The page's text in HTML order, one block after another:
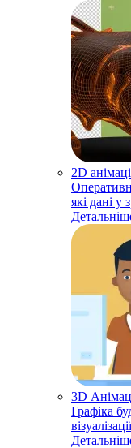
2D
які дані у
3D
Графіка